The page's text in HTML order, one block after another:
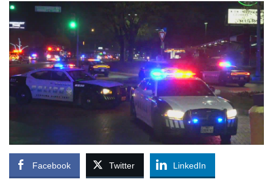
Facebook Twitter LinkedIn